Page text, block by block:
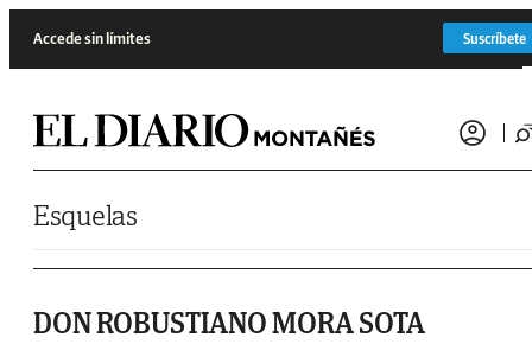
Accede sin límites Suscríbete
Esquelas
DON ROBUSTIANO MORA SOTA